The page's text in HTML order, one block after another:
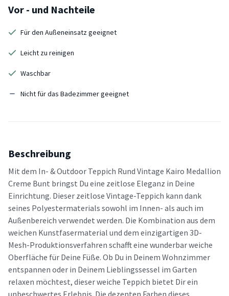
Vor - und Nachteile
Für den Außeneinsatz geeignet
Leicht zu reinigen
Waschbar
Nicht für das Badezimmer geeignet
Beschreibung
Mit dem In- & Outdoor Teppich Rund Vintage Kairo Medallion
Creme Bunt bringst Du eine zeitlose Eleganz in Deine
Einrichtung. Dieser zeitlose Vintage-Teppich kann dank
seines Polyestermaterials sowohl im Innen- als auch im
Außenbereich verwendet werden. Die Kombination aus dem
weichen Kunstfasermaterial und dem einzigartigen 3D-
Mesh-Produktionsverfahren schafft eine wunderbar weiche
Oberfläche für Deine Füße. Ob Du in Deinem Wohnzimmer
entspannen oder in Deinem Lieblingssessel im Garten
relaxen möchtest, dieser weiche Teppich bietet Dir ein
unbeschwertes Erlebnis. Die dezenten Farben dieses